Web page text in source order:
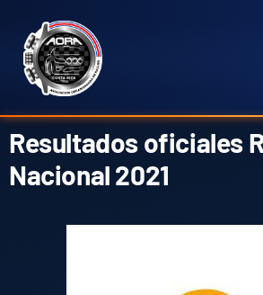
Resultados oficiales
Nacional 2021